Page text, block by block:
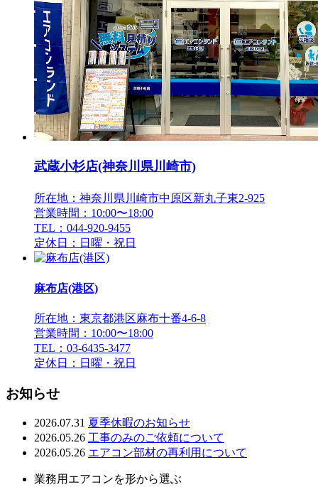
武蔵小杉店(神奈川県川崎市)
所在地：神奈川県川崎市中原区新丸子東2-925
営業時間：10:00〜18:00
TEL：044-920-9455
定休日：日曜・祝日
麻布店(港区)
所在地：東京都港区麻布十番4-6-8
営業時間：10:00〜18:00
TEL：03-6435-3477
定休日：日曜・祝日
お知らせ
2026.07.31 夏季休暇のお知らせ
2026.05.26 工事のみのご依頼について
2026.05.26 エアコン部材の再利用について
業務用エアコンを形から選ぶ